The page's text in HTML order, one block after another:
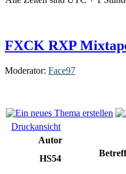
FXCK RXP
Moderator: Face97
Druckansicht
Autor
HS54